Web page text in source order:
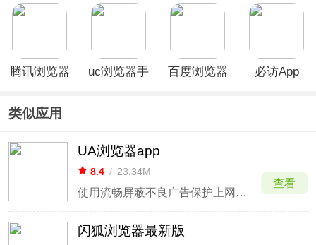
腾讯浏览器
uc浏览器手
百度浏览器
必访App
类似应用
UA浏览器app
8.4 / 23.34M
使用流畅屏蔽不良广告保护上网安全
查看
闪狐浏览器最新版